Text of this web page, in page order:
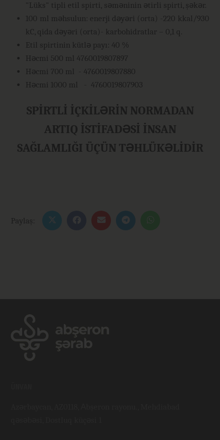
"Lüks" tipli etil spirti, səməninin ətirli spirti, şəkər.
100 ml məhsulun: enerji dəyəri (orta) -220 kkal/930
kC, qida dəyəri (orta)- karbohidratlar – 0,1 q.
Etil spirtinin kütlə payı: 40 %
Həcmi 500 ml 4760019807897
Həcmi 700 ml - 4760019807880
Həcmi 1000 ml - 4760019807903
SPİRTLİ İÇKİLƏRİN NORMADAN
ARTIQ İSTİFADƏSİ İNSAN
SAĞLAMLIĞI ÜÇÜN TƏHLÜKƏLİDİR
Paylaş: